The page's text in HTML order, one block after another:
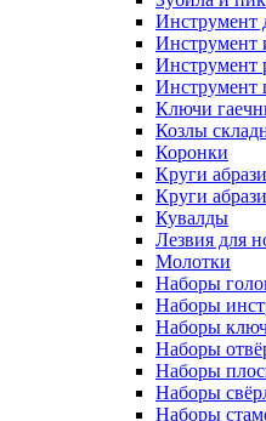
Инструмент
Инструмент
Инструмент
Инструмент
Ключи
Козлы
Коронки
Круги
Круги
Кувалды
Лезвия для
Молотки
Наборы
Наборы
Наборы
Наборы
Наборы
Наборы
Наборы